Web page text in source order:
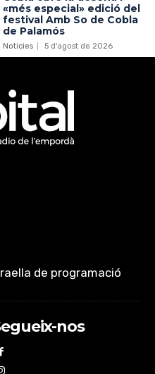
«més especial» edició del
festival Amb So de Cobla
de Palamós
Notícies 5 d'agost de 2026
de programació
nos